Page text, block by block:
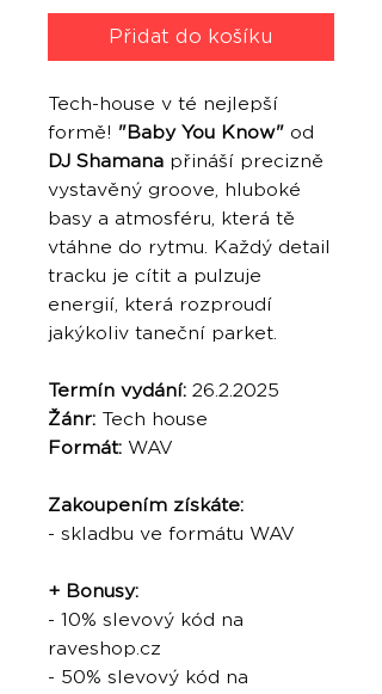
Přidat do košíku
Tech-house v té nejlepší
formě! "Baby You Know" od
DJ Shamana přináší precizně
vystavěný groove, hluboké
basy a atmosféru, která tě
vtáhne do rytmu. Každý detail
tracku je cítit a pulzuje
energií, která rozproudí
jakýkoliv taneční parket.
Termín vydání: 26.2.2025
Žánr: Tech house
Formát: WAV
Zakoupením získáte:
- skladbu ve formátu WAV
+ Bonusy:
- 10% slevový kód na
raveshop.cz
- 50% slevový kód na